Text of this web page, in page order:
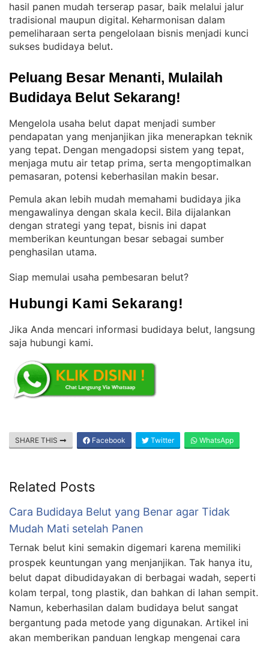
hasil panen mudah terserap pasar, baik melalui jalur
tradisional maupun digital. Keharmonisan dalam
pemeliharaan serta pengelolaan bisnis menjadi kunci
sukses budidaya belut.
Peluang Besar Menanti, Mulailah
Budidaya Belut Sekarang!
Mengelola usaha belut dapat menjadi sumber
pendapatan yang menjanjikan jika menerapkan teknik
yang tepat. Dengan mengadopsi sistem yang tepat,
menjaga mutu air tetap prima, serta mengoptimalkan
pemasaran, potensi keberhasilan makin besar.
Pemula akan lebih mudah memahami budidaya jika
mengawalinya dengan skala kecil. Bila dijalankan
dengan strategi yang tepat, bisnis ini dapat
memberikan keuntungan besar sebagai sumber
penghasilan utama.
Siap memulai usaha pembesaran belut?
Hubungi Kami Sekarang!
Jika Anda mencari informasi budidaya belut, langsung
saja hubungi kami.
SHARE THIS Facebook Twitter WhatsApp
Related Posts
Cara Budidaya Belut yang Benar agar Tidak
Mudah Mati setelah Panen
Ternak belut kini semakin digemari karena memiliki
prospek keuntungan yang menjanjikan. Tak hanya itu,
belut dapat dibudidayakan di berbagai wadah, seperti
kolam terpal, tong plastik, dan bahkan di lahan sempit.
Namun, keberhasilan dalam budidaya belut sangat
bergantung pada metode yang digunakan. Artikel ini
akan memberikan panduan lengkap mengenai cara